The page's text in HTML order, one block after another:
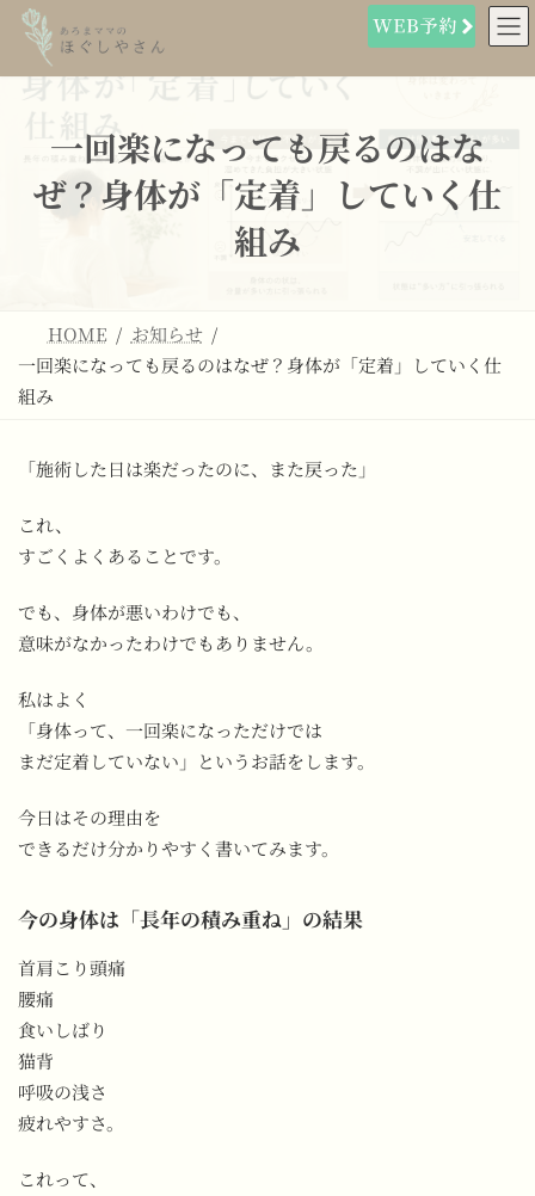
ン
ー
一回楽になっても戻るのはな
ぜ？身体が「定着」していく仕
組み
HOME
お知らせ
一回楽になっても戻るのはなぜ？身体が「定着」していく仕
組み
「施術した日は楽だったのに、また戻った」
これ、
すごくよくあることです。
でも、身体が悪いわけでも、
意味がなかったわけでもありません。
私はよく
「身体って、一回楽になっただけでは
まだ定着していない」というお話をします。
今日はその理由を
できるだけ分かりやすく書いてみます。
今の身体は「長年の積み重ね」の結果
首肩こり頭痛
腰痛
食いしばり
猫背
呼吸の浅さ
疲れやすさ。
これって、